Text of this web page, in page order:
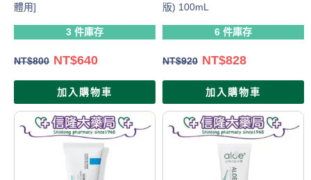
體用]
3 件庫存
NT$800 NT$640
加入購物車
版) 100mL
6 件庫存
NT$920 NT$828
加入購物車